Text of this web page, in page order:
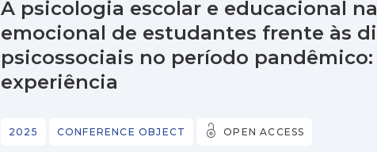
A psicologia escolar e educacional
emocional de estudantes frente às
psicossociais no período
experiência
2025 CONFERENCE OBJECT OPEN ACCESS